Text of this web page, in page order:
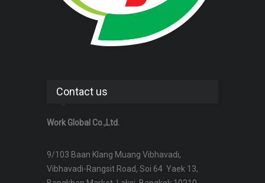
Contact us
Work Global Co.,Ltd.
9/103 Baan Klang Muang Vibhavadi,
Vibhavadi-Rangsit Road, Soi 64 Yaek 13,